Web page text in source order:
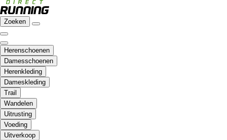
Zoeken
Herenschoenen
Damesschoenen
Herenkleding
Dameskleding
Trail
Wandelen
Uitrusting
Voeding
Uitverkoop